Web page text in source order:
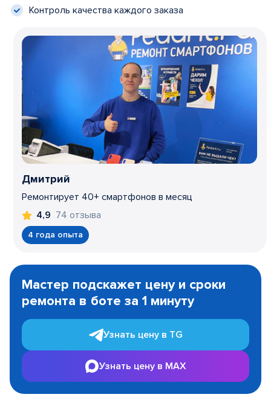
Контроль качества каждого заказа
Дмитрий
Ремонтирует 40+ смартфонов в месяц
4,9 74 отзыва
4 года опыта
1
Мастер подскажет цену и сроки
ремонта в боте за 1 минуту
Узнать цену в TG
Узнать цену в MAX